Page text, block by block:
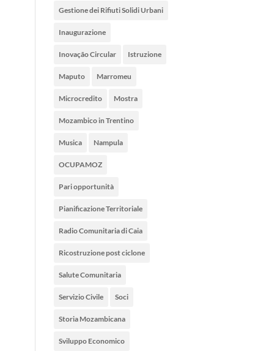
Gestione dei Rifiuti Solidi Urbani
Inaugurazione
Inovação Circular Istruzione
Maputo Marromeu
Microcredito Mostra
Mozambico in Trentino
Musica Nampula
OCUPAMOZ
Pari opportunità
Pianificazione Territoriale
Radio Comunitaria di Caia
Ricostruzione post ciclone
Salute Comunitaria
Servizio Civile Soci
Storia Mozambicana
Sviluppo Economico